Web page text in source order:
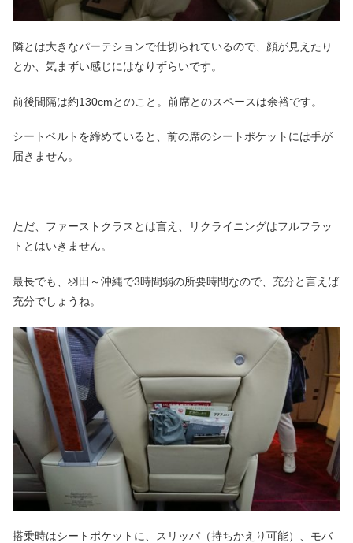
隣とは大きなパーテションで仕切られているので、顔が見えたり
とか、気まずい感じにはなりずらいです。
前後間隔は約130cmとのこと。前席とのスペースは余裕です。
シートベルトを締めていると、前の席のシートポケットには手が
届きません。
ただ、ファーストクラスとは言え、リクライニングはフルフラッ
トとはいきません。
最長でも、羽田～沖縄で3時間弱の所要時間なので、充分と言えば
充分でしょうね。
搭乗時はシートポケットに、スリッパ（持ちかえり可能）、モバ